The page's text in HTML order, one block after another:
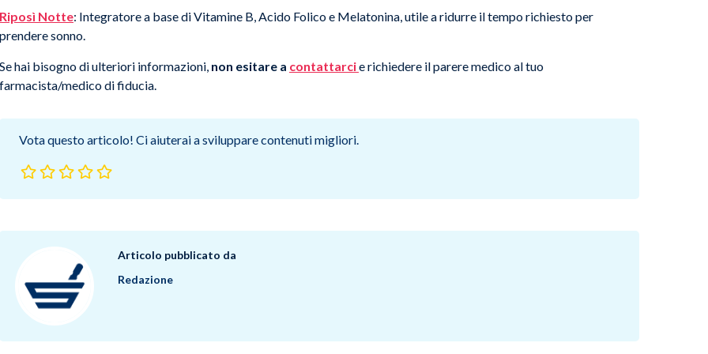
Riposì Notte: Integratore a base di Vitamine B, Acido Folico e Melatonina, utile a ridurre il tempo richiesto per
prendere sonno.
Se hai bisogno di ulteriori informazioni, non esitare a contattarcie richiedere il parere medico al tuo
farmacista/medico di fiducia.
Vota questo articolo! Ci aiuterai a sviluppare contenuti migliori.
Articolo pubblicato da
Redazione